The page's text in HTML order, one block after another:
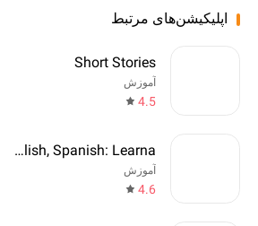
اپلیکیشن‌های مرتبط
Short Stories
آموزش
4.5
Learn English, Spanish: Learna
آموزش
4.6